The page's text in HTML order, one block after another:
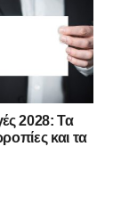
2028: Τα
και τα